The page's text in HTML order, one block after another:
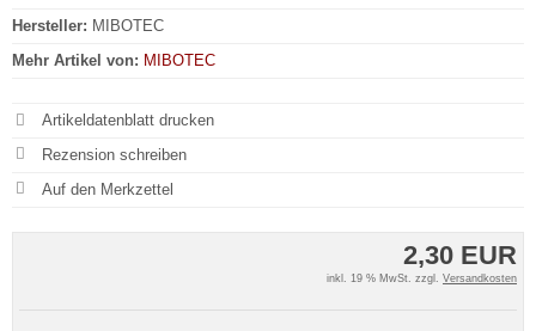
2,30 EUR
inkl. 19 % MwSt. zzgl. Versandkosten
Hersteller: MIBOTEC
Mehr Artikel von: MIBOTEC
Artikeldatenblatt drucken
Rezension schreiben